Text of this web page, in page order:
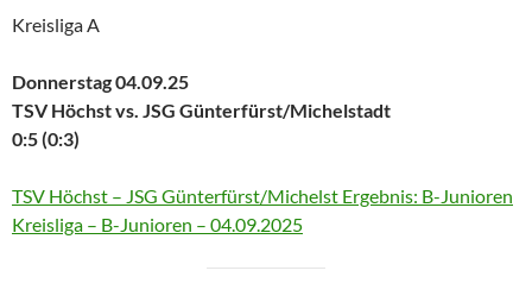
Kreisliga A
Donnerstag 04.09.25
TSV Höchst vs. JSG Günterfürst/Michelstadt
0:5 (0:3)
TSV Höchst – JSG Günterfürst/Michelst Ergebnis: B-Junioren
Kreisliga – B-Junioren – 04.09.2025